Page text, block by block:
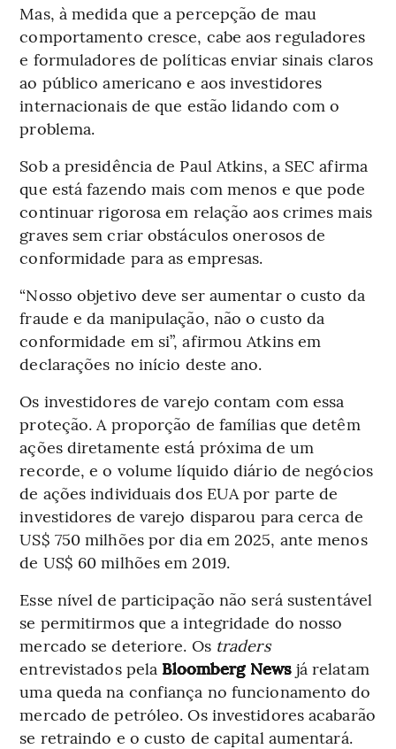
Mas, à medida que a percepção de mau
comportamento cresce, cabe aos reguladores
e formuladores de políticas enviar sinais claros
ao público americano e aos investidores
internacionais de que estão lidando com o
problema.
Sob a presidência de Paul Atkins, a SEC afirma
que está fazendo mais com menos e que pode
continuar rigorosa em relação aos crimes mais
graves sem criar obstáculos onerosos de
conformidade para as empresas.
“Nosso objetivo deve ser aumentar o custo da
fraude e da manipulação, não o custo da
conformidade em si”, afirmou Atkins em
declarações no início deste ano.
Os investidores de varejo contam com essa
proteção. A proporção de famílias que detêm
ações diretamente está próxima de um
recorde, e o volume líquido diário de negócios
de ações individuais dos EUA por parte de
investidores de varejo disparou para cerca de
US$ 750 milhões por dia em 2025, ante menos
de US$ 60 milhões em 2019.
Esse nível de participação não será sustentável
se permitirmos que a integridade do nosso
mercado se deteriore. Os traders
entrevistados pela Bloomberg Newsjá relatam
uma queda na confiança no funcionamento do
mercado de petróleo. Os investidores acabarão
se retraindo e o custo de capital aumentará.